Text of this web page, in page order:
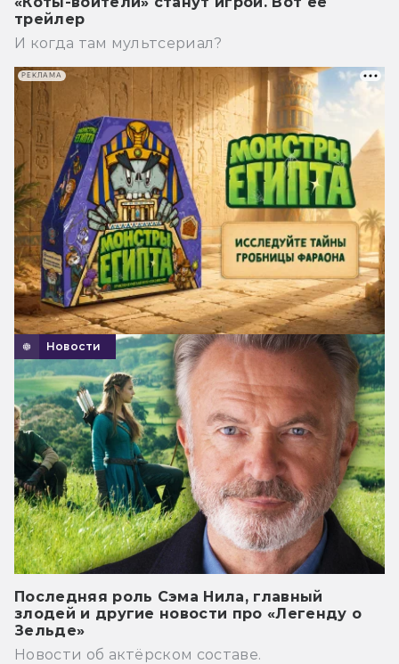
трейлер
И когда там мультсериал?
Новости
Последняя роль Сэма Нила, главный
злодей и другие новости про «Легенду о
Зельде»
Новости об актёрском составе.
РЕКЛАМА